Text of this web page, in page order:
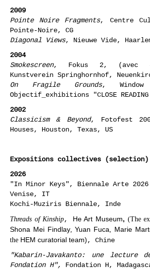
2009
Pointe Noire Fragments, Centre
Pointe-Noire, CG
Diagonal Views, Nieuwe Vide,
2004
Smokescreen, Fokus 2, (avec
Kunstverein Springhornhof,
On Fragile Grounds,
Objectif_exhibitions "CLOSE
2002
Classicism & Beyond, Fotofest
Houses, Houston, Texas, US
Expositions collectives (selection)
2026
"In Minor Keys", Biennale Arte 2026
Venise, IT
Kochi-Muziris Biennale, Inde
Threads of Kinship, He Art Museum, (The
Shona Mei Findlay,Yuan Fuca, Marie
the HEM curatorial team), Chine
"Kabarin-Javakanto: une lecture
Fondation H", Fondation H,